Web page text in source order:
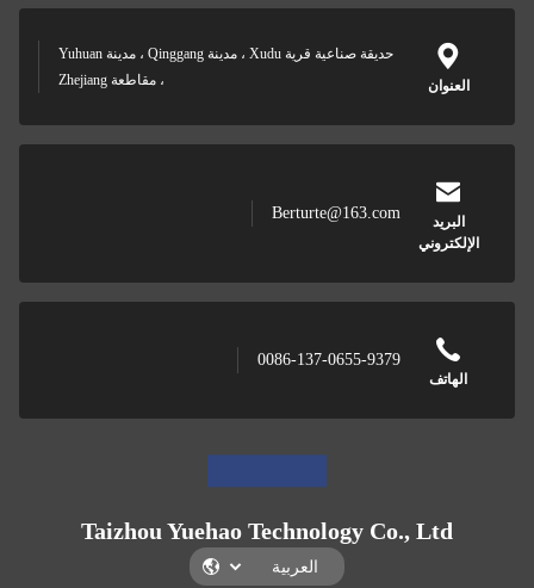
العنوان
حديقة صناعية قرية Xudu ، مدينة Qinggang ، مدينة Yuhuan
، مقاطعة Zhejiang
البريد
الإلكتروني
Berturte@163.com
الهاتف
0086-137-0655-9379
Taizhou Yuehao Technology Co., Ltd